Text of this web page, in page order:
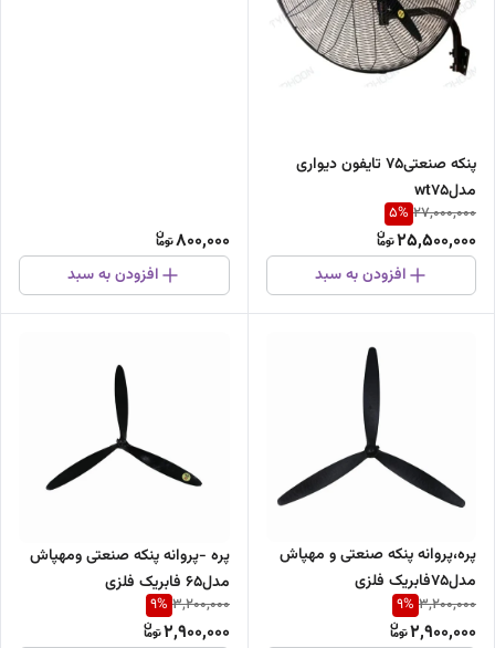
پنکه صنعتی۷۵ تایفون دیواری
مدلwt75
27,000,000
5%
25,500,000
افزودن به سبد
800,000
افزودن به سبد
پره،پروانه پنکه صنعتی و مهپاش
مدل75فابریک فلزی
3,200,000
9%
2,900,000
پره -پروانه پنکه صنعتی ومهپاش
مدل۶۵ فابریک فلزی
3,200,000
9%
2,900,000